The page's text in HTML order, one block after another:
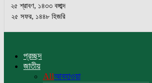
২৫ শ্রাবণ, ১৪৩৩ বঙ্গাব্দ
২৫ সফর, ১৪৪৮ হিজরি
প্রচ্ছদ
জাতীয়
Allআবহাওয়া